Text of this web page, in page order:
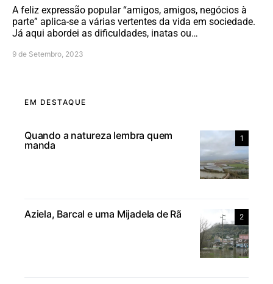
A feliz expressão popular “amigos, amigos, negócios à
parte” aplica-se a várias vertentes da vida em sociedade.
Já aqui abordei as dificuldades, inatas ou…
9 de Setembro, 2023
EM DESTAQUE
1
Quando a natureza lembra quem
manda
2
Aziela, Barcal e uma Mijadela de Rã